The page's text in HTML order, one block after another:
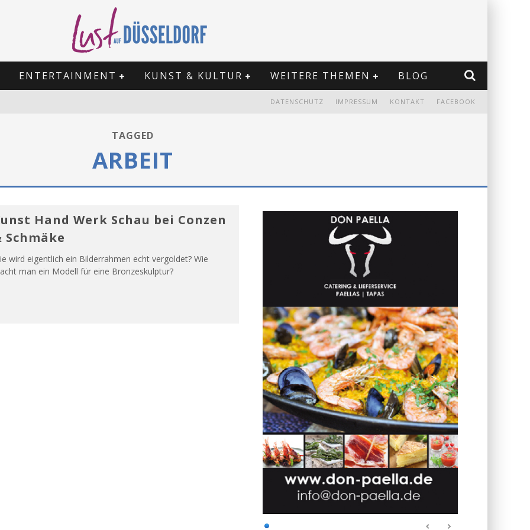
ENTERTAINMENT KUNST & KULTUR WEITERE THEMEN BLOG
FACEBOOK
KONTAKT
IMPRESSUM
DATENSCHUTZ
TAGGED
ARBEIT
Hand Werk Schau bei Conzen
Schmäke
wird eigentlich ein Bilderrahmen echt vergoldet? Wie
man ein Modell für eine Bronzeskulptur?